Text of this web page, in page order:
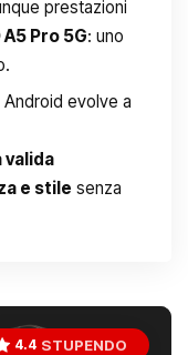
prestazioni
Pro 5G: uno
Android evolve a
valida
e stile senza
4.4 STUPENDO